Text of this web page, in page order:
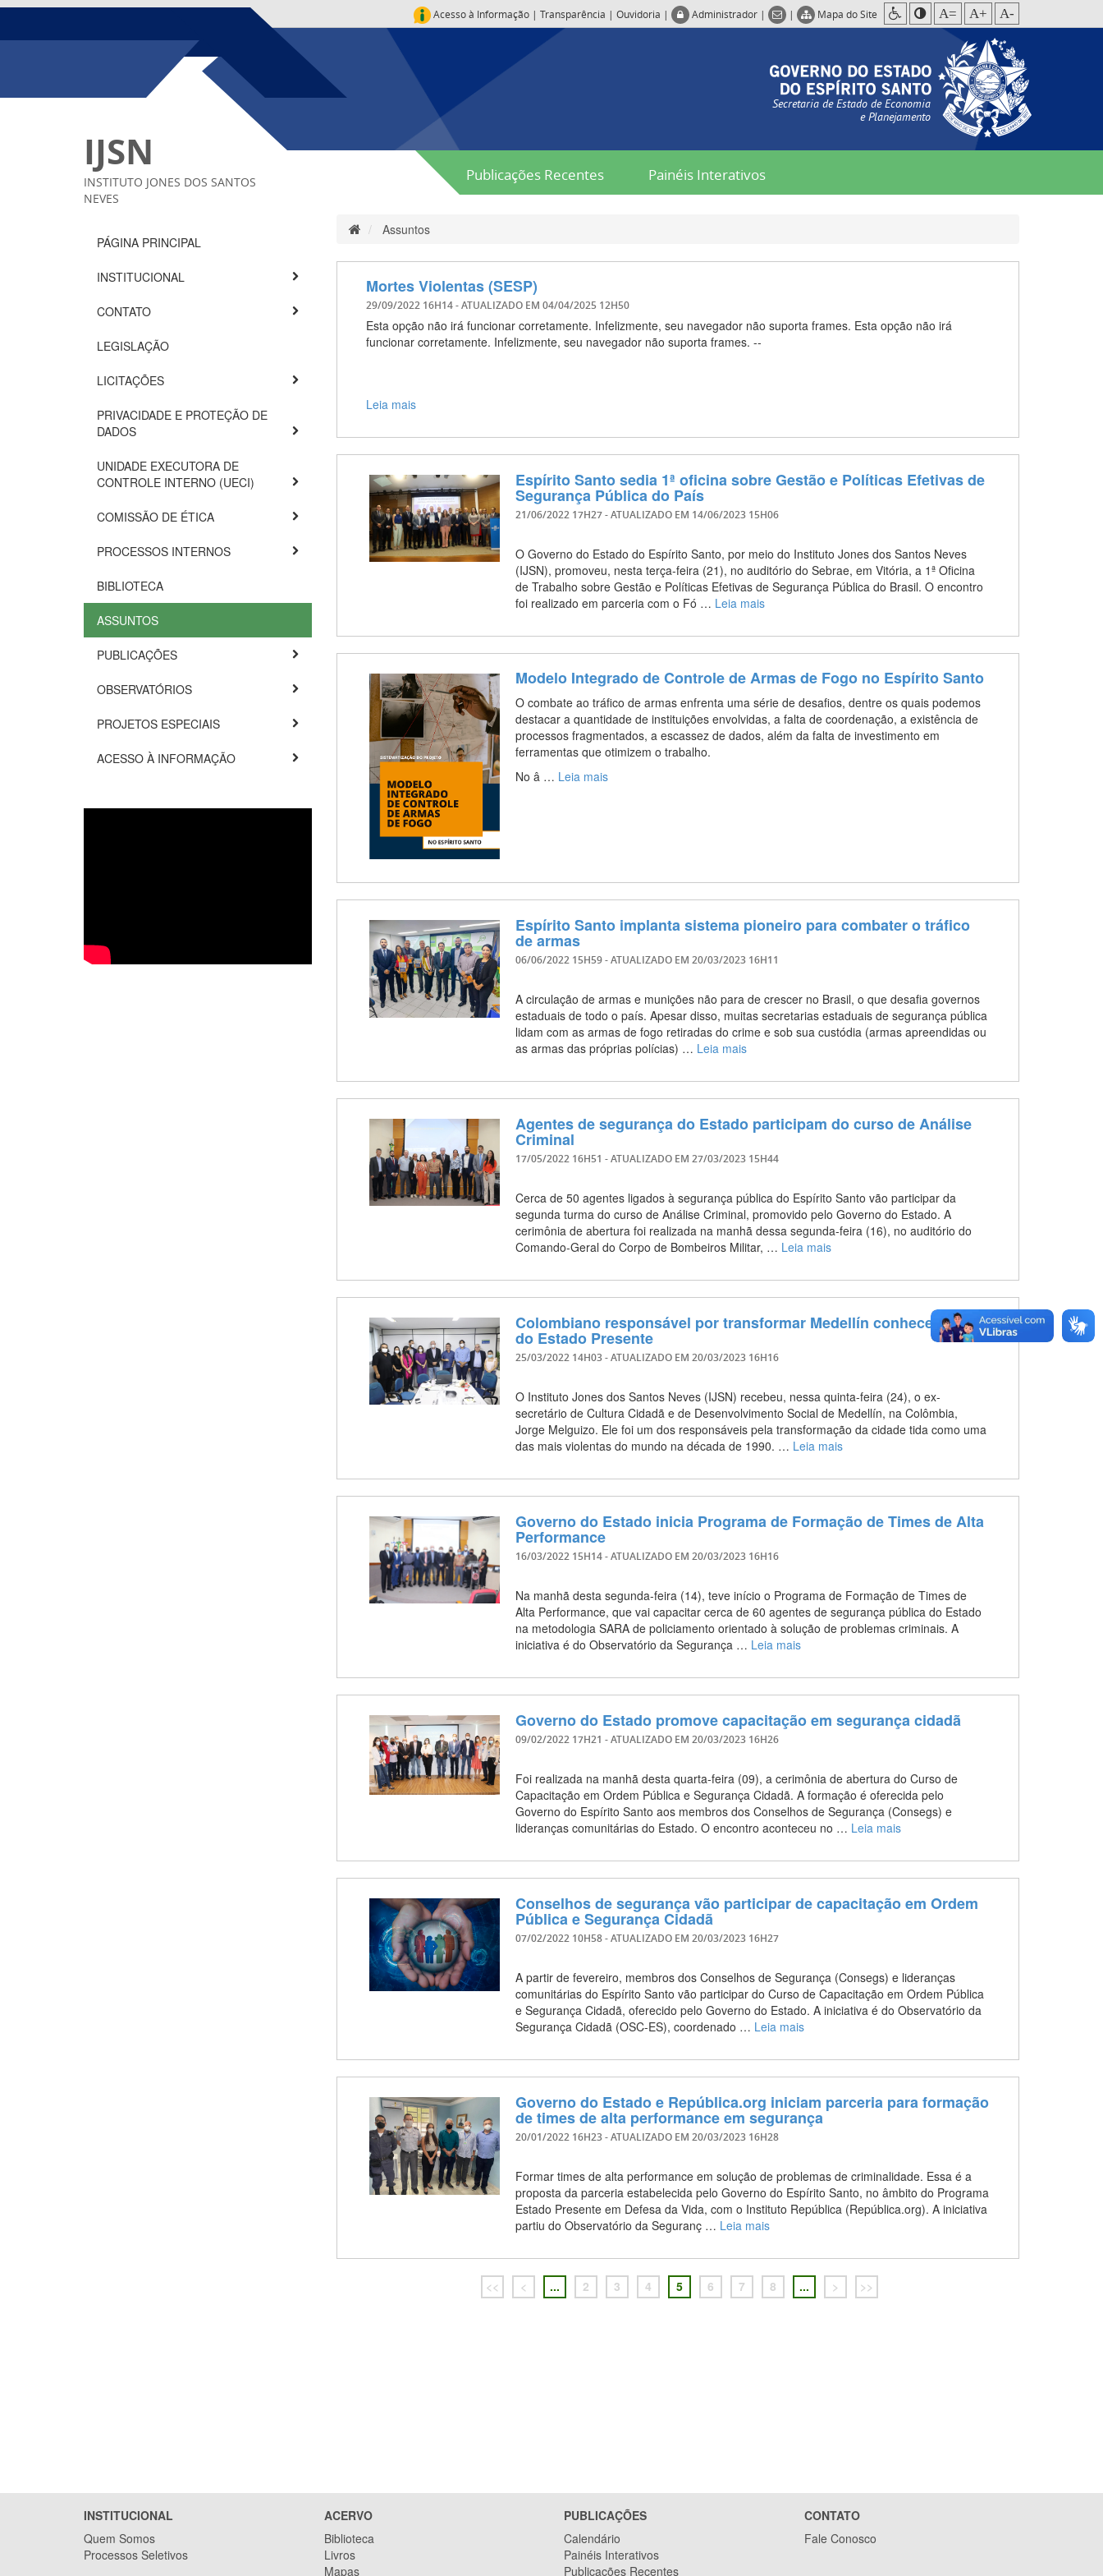
Acesso à Informação | Transparência | Ouvidoria | Administrador | | Mapa do Site A= A+ A-
Secretaria de Estado de Economia
e Planejamento
Publicações Recentes Painéis Interativos
IJSN
INSTITUTO JONES DOS SANTOS
NEVES
PÁGINA PRINCIPAL
INSTITUCIONAL
CONTATO
LEGISLAÇÃO
LICITAÇÕES
PRIVACIDADE E PROTEÇÃO DE
DADOS
UNIDADE EXECUTORA DE
CONTROLE INTERNO (UECI)
COMISSÃO DE ÉTICA
PROCESSOS INTERNOS
BIBLIOTECA
ASSUNTOS
PUBLICAÇÕES
OBSERVATÓRIOS
PROJETOS ESPECIAIS
ACESSO À INFORMAÇÃO
Assuntos
Mortes Violentas (SESP)
29/09/2022 16H14- ATUALIZADO EM 04/04/2025 12H50
Esta opção não irá funcionar corretamente. Infelizmente, seu navegador não suporta frames. Esta opção não irá
funcionar corretamente. Infelizmente, seu navegador não suporta frames. --
Leia mais
Espírito Santo sedia 1ª oficina sobre Gestão e Políticas Efetivas de
Segurança Pública do País
21/06/2022 17H27- ATUALIZADO EM 14/06/2023 15H06
O Governo do Estado do Espírito Santo, por meio do Instituto Jones dos Santos Neves
(IJSN), promoveu, nesta terça-feira (21), no auditório do Sebrae, em Vitória, a 1ª Oficina
de Trabalho sobre Gestão e Políticas Efetivas de Segurança Pública do Brasil. O encontro
foi realizado em parceria com o Fó … Leia mais
Modelo Integrado de Controle de Armas de Fogo no Espírito Santo
O combate ao tráfico de armas enfrenta uma série de desafios, dentre os quais podemos
destacar a quantidade de instituições envolvidas, a falta de coordenação, a existência de
processos fragmentados, a escassez de dados, além da falta de investimento em
ferramentas que otimizem o trabalho.
No â … Leia mais
Espírito Santo implanta sistema pioneiro para combater o tráfico
de armas
06/06/2022 15H59- ATUALIZADO EM20/03/2023 16H11
A circulação de armas e munições não para de crescer no Brasil, o que desafia governos
estaduais de todo o país. Apesar disso, muitas secretarias estaduais de segurança pública
lidam com as armas de fogo retiradas do crime e sob sua custódia (armas apreendidas ou
as armas das próprias polícias) … Leia mais
Agentes de segurança do Estado participam do curso de Análise
Criminal
17/05/2022 16H51- ATUALIZADO EM27/03/2023 15H44
Cerca de 50 agentes ligados à segurança pública do Espírito Santo vão participar da
segunda turma do curso de Análise Criminal, promovido pelo Governo do Estado. A
cerimônia de abertura foi realizada na manhã dessa segunda-feira (16), no auditório do
Comando-Geral do Corpo de Bombeiros Militar, … Leia mais
Colombiano responsável por transformar Medellín conhece ações
do Estado Presente
25/03/2022 14H03- ATUALIZADO EM20/03/2023 16H16
O Instituto Jones dos Santos Neves (IJSN) recebeu, nessa quinta-feira (24), o ex-
secretário de Cultura Cidadã e de Desenvolvimento Social de Medellín, na Colômbia,
Jorge Melguizo. Ele foi um dos responsáveis pela transformação da cidade tida como uma
das mais violentas do mundo na década de 1990. … Leia mais
Governo do Estado inicia Programa de Formação de Times de Alta
Performance
16/03/2022 15H14- ATUALIZADO EM20/03/2023 16H16
Na manhã desta segunda-feira (14), teve início o Programa de Formação de Times de
Alta Performance, que vai capacitar cerca de 60 agentes de segurança pública do Estado
na metodologia SARA de policiamento orientado à solução de problemas criminais. A
iniciativa é do Observatório da Segurança … Leia mais
Governo do Estado promove capacitação em segurança cidadã
09/02/2022 17H21- ATUALIZADO EM20/03/2023 16H26
Foi realizada na manhã desta quarta-feira (09), a cerimônia de abertura do Curso de
Capacitação em Ordem Pública e Segurança Cidadã. A formação é oferecida pelo
Governo do Espírito Santo aos membros dos Conselhos de Segurança (Consegs) e
lideranças comunitárias do Estado. O encontro aconteceu no … Leia mais
Conselhos de segurança vão participar de capacitação em Ordem
Pública e Segurança Cidadã
07/02/2022 10H58- ATUALIZADO EM20/03/2023 16H27
A partir de fevereiro, membros dos Conselhos de Segurança (Consegs) e lideranças
comunitárias do Espírito Santo vão participar do Curso de Capacitação em Ordem Pública
e Segurança Cidadã, oferecido pelo Governo do Estado. A iniciativa é do Observatório da
Segurança Cidadã (OSC-ES), coordenado … Leia mais
Governo do Estado e República.org iniciam parceria para formação
de times de alta performance em segurança
20/01/2022 16H23- ATUALIZADO EM20/03/2023 16H28
Formar times de alta performance em solução de problemas de criminalidade. Essa é a
proposta da parceria estabelecida pelo Governo do Espírito Santo, no âmbito do Programa
Estado Presente em Defesa da Vida, com o Instituto República (República.org). A iniciativa
partiu do Observatório da Seguranç … Leia mais
<< < ... 2 3 4 5 6 7 8 ... > >>
INSTITUCIONAL
Quem Somos
Processos Seletivos
ACERVO
Biblioteca
Livros
Mapas
PUBLICAÇÕES
Calendário
Painéis Interativos
Publicações Recentes
CONTATO
Fale Conosco